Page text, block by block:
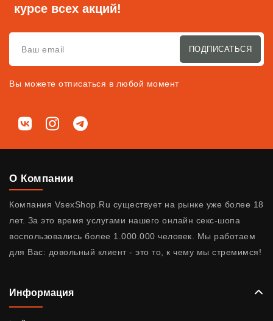
курсе всех акций!
ПОДПИСАТЬСЯ
Вы можете отписаться в любой момент
Мы в соц. сетях
ВКонтактеInstagramTelegram
О Компании
Компания VsexShop.Ru существует на рынке уже более 18
лет. За это время услугами нашего онлайн секс-шопа
воспользовались более 1.000.000 человек. Мы работаем
для Вас: довольный клиент - это то, к чему мы стремимся!
Информация